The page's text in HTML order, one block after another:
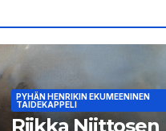
PYHÄN HENRIKIN EKUMEENINEN
TAIDEKAPPELI
Riikka Niittosen